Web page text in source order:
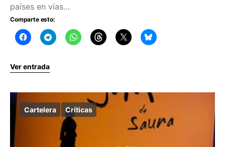
países en vías…
Comparte esto:
Ver entrada
Cartelera Críticas